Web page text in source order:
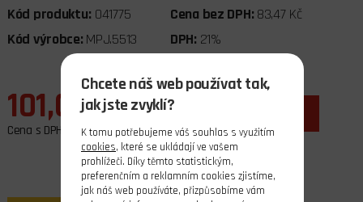
Kód produktu: 041775 Cena bez DPH: 83,47 Kč
Kód výrobce: MPJ.5513 DPH: 21%
101,00 Kč
Cena s DPH
Chcete náš web používat tak,
jak jste zvyklí?
K tomu potřebujeme váš souhlas s využitím
cookies, které se ukládají ve vašem
prohlížeči. Díky těmto statistickým,
preferenčním a reklamním cookies zjistíme,
jak náš web používáte, přizpůsobíme vám